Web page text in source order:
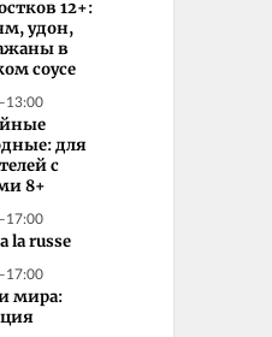
12+:
удон,
в
соусе
для
с
8+
la russe
мира: